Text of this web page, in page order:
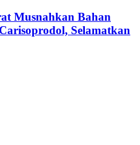
Musnahkan Bahan
Selamatkan